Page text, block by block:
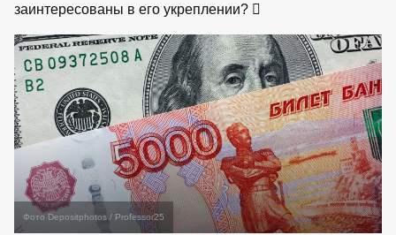
заинтересованы в его укреплении?
Фото Depositphotos / Professor25